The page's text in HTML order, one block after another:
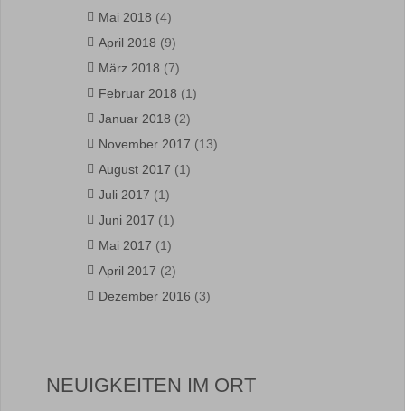
Mai 2018 (4)
April 2018 (9)
März 2018 (7)
Februar 2018 (1)
Januar 2018 (2)
November 2017 (13)
August 2017 (1)
Juli 2017 (1)
Juni 2017 (1)
Mai 2017 (1)
April 2017 (2)
Dezember 2016 (3)
NEUIGKEITEN IM ORT